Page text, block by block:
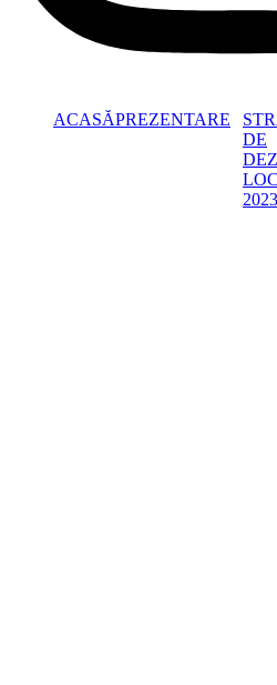
ACASĂPREZENTARE
DE